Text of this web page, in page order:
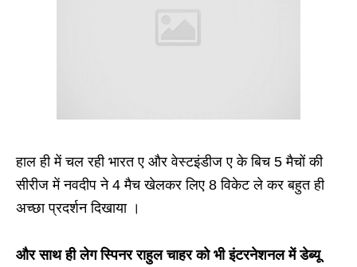
हाल ही में चल रही भारत ए और वेस्टइंडीज ए के बिच 5 मैचों की
सीरीज में नवदीप ने 4 मैच खेलकर लिए 8 विकेट ले कर बहुत ही
अच्छा प्रदर्शन दिखाया ।
और साथ ही लेग स्पिनर राहुल चाहर को भी इंटरनेशनल में डेब्यू